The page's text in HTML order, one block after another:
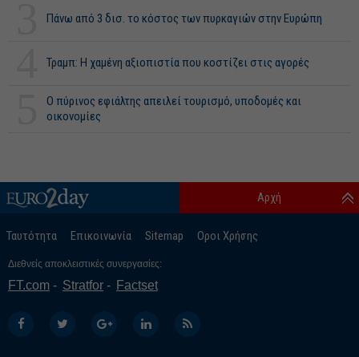
Πάνω από 3 δισ. το κόστος των πυρκαγιών στην Ευρώπη
Τραμπ: Η χαμένη αξιοπιστία που κοστίζει στις αγορές
Ο πύρινος εφιάλτης απειλεί τουρισμό, υποδομές και
οικονομίες
Ταυτότητα Επικοινωνία Sitemap Οροι Χρήσης
Αρχή
Διεθνείς αποκλειστικές συνεργασίες:
FT.com Stratfor Factset